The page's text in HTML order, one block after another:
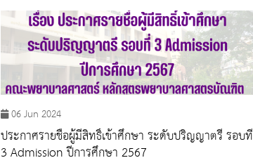
06 Jun 2024
ประกาศรายชื่อผู้มีสิทธิ์เข้าศึกษา ระดับปริญญาตรี รอบที่
3 Admission ปีการศึกษา 2567